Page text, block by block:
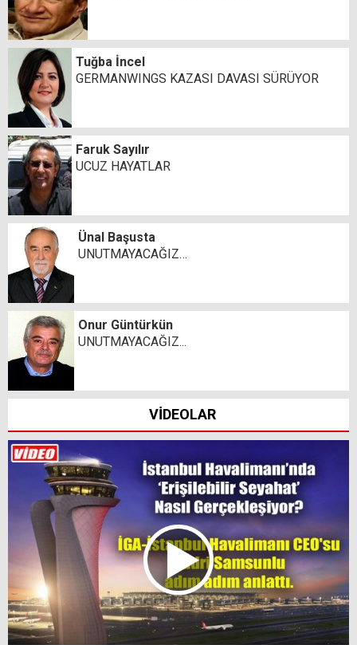
Tuğba İncel
GERMANWINGS KAZASI DAVASI SÜRÜYOR
Faruk Sayılır
UCUZ HAYATLAR
Ünal Başusta
UNUTMAYACAĞIZ…
Onur Güntürkün
UNUTMAYACAĞIZ...
VİDEOLAR